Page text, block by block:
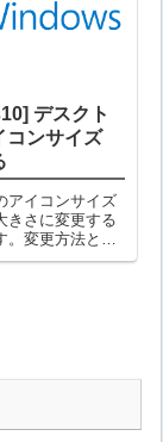
デスクト
コンサイズ
アイコンサイズ
きさに変更する
。変更方法とし
法があります。